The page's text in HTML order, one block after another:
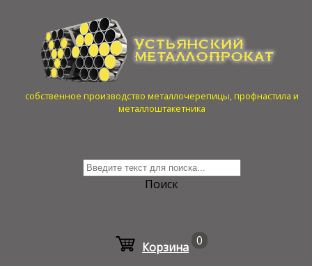
собственное производство металлочерепицы, профнастила и
металлоштакетника
Поиск
Корзина 0